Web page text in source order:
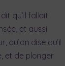
qu’il fallait
et aussi
qu’on dise qu’il
et de plonger